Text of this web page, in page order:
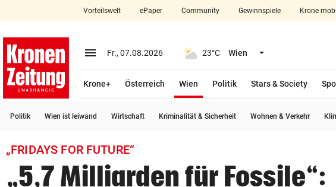
closeSchließen
account_circle Anmelden
arrow_right
bookmark
Vorteilswelt ePaper Community Gewinnspiele Krone
menu Menü aufklappen
Fr., 07.08.2026 23°C Wien Menü aufklappen
Krone+ Österreich Wien
Politik
Stars & Society
Politik Wien ist leiwand Wirtschaft Kriminalität & Sicherheit Wohnen & Verkehr
„FRIDAYS FOR FUTURE“
„5,7 Milliarden für Fossile“: